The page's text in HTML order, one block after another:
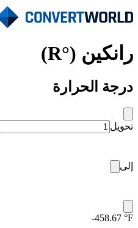
رانكين (°R)
درجة الحرارة
تحويل
إلى
‎-458.67 °F